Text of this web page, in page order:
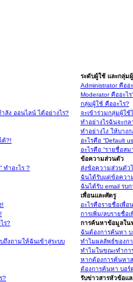
ลัง ออนไลน์ ได้อย่างไร?
ด้?!
ทำอะไร ?
!
ร?
ถึงถามให้ฉันเข้าสู่ระบบ
?
ระดับผู้ใช้ และกลุ่ม
Administrator คืออ
Moderator คืออะไร
กลุ่มผู้ใช้ คืออะไร?
จะเข้าร่วมกลุ่มผู้ใช้
ทำอย่างไรฉันจะก
ทำอย่างไง ให้บาง
อะไรคือ “Default
อะไรคือ “รายชื่อสม
ข้อความส่วนตัว
ส่งข้อความส่วนตัว
ฉันได้รับแต่ข้อควา
ฉันได้รับ email รบ
เพื่อนและศัตรู
อะไรคือรายชื่อเพื่
การเพิ่ม/ลบรายชื่อ
การค้นหาข้อมูลใน
ฉันต้องการค้นหา บ
ทำไมผลลัพธ์ของก
ทำไมในขณะทำกา
หากต้องการค้นหา
ต้องการค้นหา บอร์
รับข่าวสารหัวข้อแล